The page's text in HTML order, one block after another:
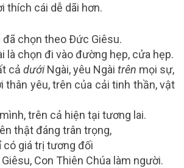
thích cái dễ dãi hơn.
đã chọn theo Ðức Giêsu.
là chọn đi vào đường hẹp, cửa hẹp.
cả dướiNgài, yêu Ngài trên mọi sự,
thân yêu, trên của cải tinh thần, vật
trên cả hiện tại tương lai.
thật đáng trân trọng,
giá trị tương đối
Con Thiên Chúa làm người.